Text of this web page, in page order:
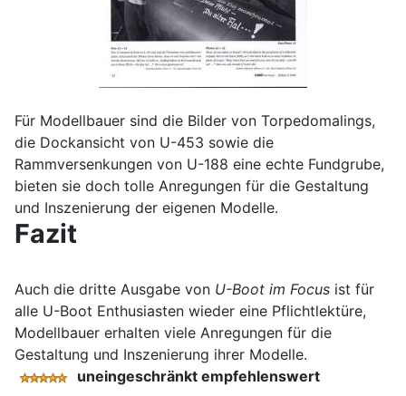
Für Modellbauer sind die Bilder von Torpedomalings,
die Dockansicht von U-453 sowie die
Rammversenkungen von U-188 eine echte Fundgrube,
bieten sie doch tolle Anregungen für die Gestaltung
und Inszenierung der eigenen Modelle.
Fazit
Auch die dritte Ausgabe von U-Boot im Focus ist für
alle U-Boot Enthusiasten wieder eine Pflichtlektüre,
Modellbauer erhalten viele Anregungen für die
Gestaltung und Inszenierung ihrer Modelle.
uneingeschränkt empfehlenswert